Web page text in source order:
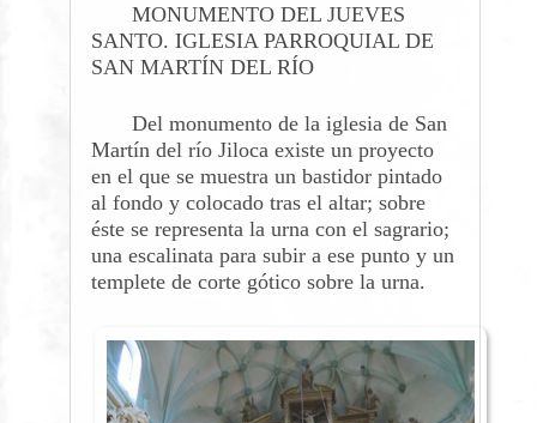
MONUMENTO DEL JUEVES
SANTO. IGLESIA PARROQUIAL DE
SAN MARTÍN DEL RÍO
Del monumento de la iglesia de San
Martín del río Jiloca existe un proyecto
en el que se muestra un bastidor pintado
al fondo y colocado tras el altar; sobre
éste se representa la urna con el sagrario;
una escalinata para subir a ese punto y un
templete de corte gótico sobre la urna.